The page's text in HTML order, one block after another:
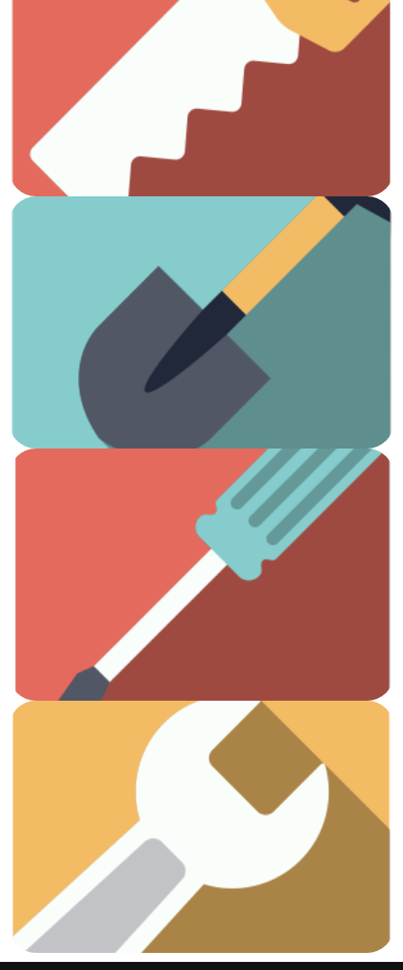
Carpintería
Todo lo que necesitas para el trabajo con madera.
Jardinería
¡Es hora de arreglar el jardín!
Ver artículos
Otros
Todas las herramientas que necesitas.
Ver artículos
Fontanería
¡Vamos a arreglar esas fugas!
Ver artículos